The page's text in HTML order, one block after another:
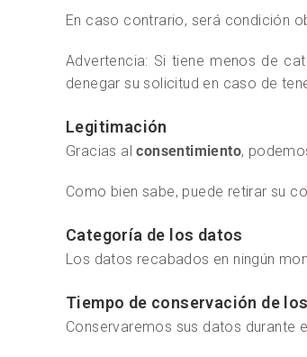
En caso contrario, será condición
Advertencia: Si tiene menos de
denegar su solicitud en caso de
Legitimación
Gracias alconsentimiento,
Como bien sabe, puede retirar su
Categoría de los datos
Los datos recabados en ningún
Tiempo de conservación de
Conservaremos sus datos durante